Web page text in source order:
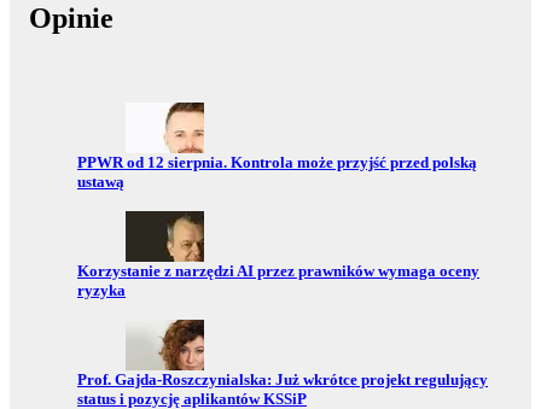
Opinie
Przejdź do:
PPWR od 12 sierpnia. Kontrola może przyjść przed polską
ustawą
Przejdź do:
Korzystanie z narzędzi AI przez prawników wymaga oceny
ryzyka
Przejdź do:
Prof. Gajda-Roszczynialska: Już wkrótce projekt regulujący
status i pozycję aplikantów KSSiP